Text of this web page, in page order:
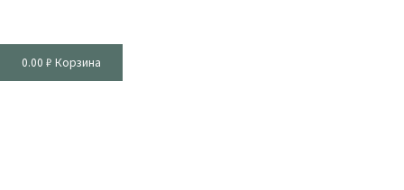
0.00 ₽ Корзина